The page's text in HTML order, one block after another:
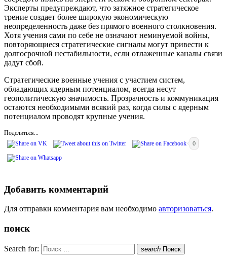
Эксперты предупреждают, что затяжное стратегическое
трение создает более широкую экономическую
неопределенность даже без прямого военного столкновения.
Хотя учения сами по себе не означают неминуемой войны,
повторяющиеся стратегические сигналы могут привести к
долгосрочной нестабильности, если отлаженные каналы связи
дадут сбой.
Стратегические военные учения с участием систем,
обладающих ядерным потенциалом, всегда несут
геополитическую значимость. Прозрачность и коммуникация
остаются необходимыми всякий раз, когда силы с ядерным
потенциалом проводят крупные учения.
Поделиться...
0
Добавить комментарий
Для отправки комментария вам необходимо авторизоваться.
поиск
Search for: search Поиск